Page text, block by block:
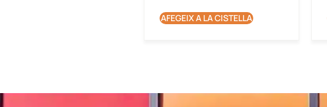
AFEGEIX A LA CISTELLA